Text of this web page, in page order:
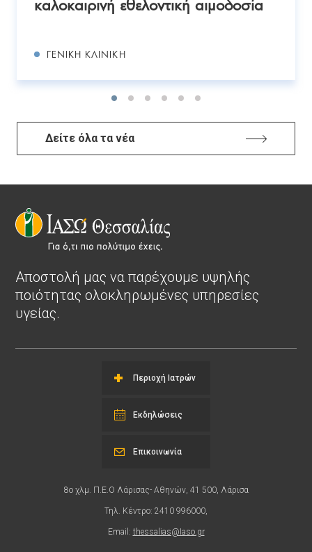
ΓΕΝΙΚΉ ΚΛΙΝΙΚΉ
Δείτε όλα τα νέα
Αποστολή μας να παρέχουμε υψηλής
ποιότητας ολοκληρωμένες υπηρεσίες
υγείας.
Περιοχή Ιατρών
Εκδηλώσεις
8ο χλμ. Π.Ε.Ο Λάρισας- Αθηνών, 41 500, Λάρισα
Τηλ. Κέντρο: 2410 996000,
Email: thessalias@Iaso.gr
Επικοινωνία